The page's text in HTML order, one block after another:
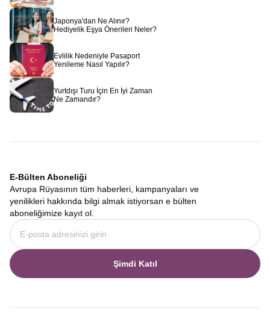
Japonya'dan Ne Alınır?
Hediyelik Eşya Önerileri Neler?
Evlilik Nedeniyle Pasaport
Yenileme Nasıl Yapılır?
Yurtdışı Turu İçin En İyi Zaman
Ne Zamandır?
E-Bülten Aboneliği
Avrupa Rüyasının tüm haberleri, kampanyaları ve
yenilikleri hakkında bilgi almak istiyorsan e bülten
aboneliğimize kayıt ol.
Şimdi Katıl